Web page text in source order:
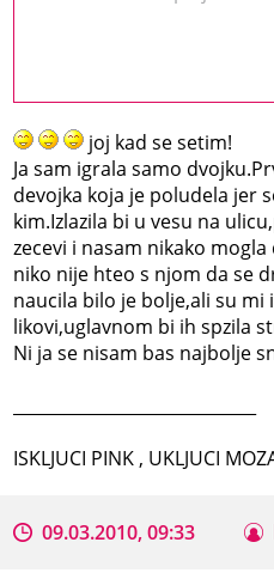
joj kad se setim!
Ja sam igrala samo
devojka koja je poludela jer
kim.Izlazila bi u vesu na
zecevi i nasam nikako
niko nije hteo s njom da se
naucila bilo je bolje,ali su mi
likovi,uglavnom bi ih spzila
Ni ja se nisam bas najbolje
ISKLJUCI PINK , UKLJUCI
09.03.2010, 09:33